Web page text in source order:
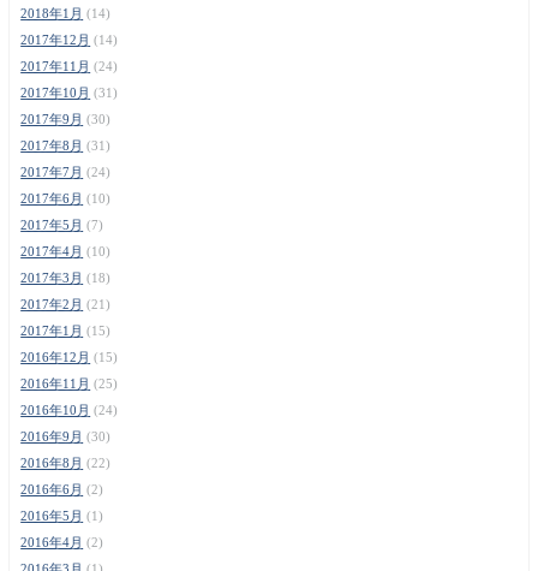
2018年1月 (14)
2017年12月 (14)
2017年11月 (24)
2017年10月 (31)
2017年9月 (30)
2017年8月 (31)
2017年7月 (24)
2017年6月 (10)
2017年5月 (7)
2017年4月 (10)
2017年3月 (18)
2017年2月 (21)
2017年1月 (15)
2016年12月 (15)
2016年11月 (25)
2016年10月 (24)
2016年9月 (30)
2016年8月 (22)
2016年6月 (2)
2016年5月 (1)
2016年4月 (2)